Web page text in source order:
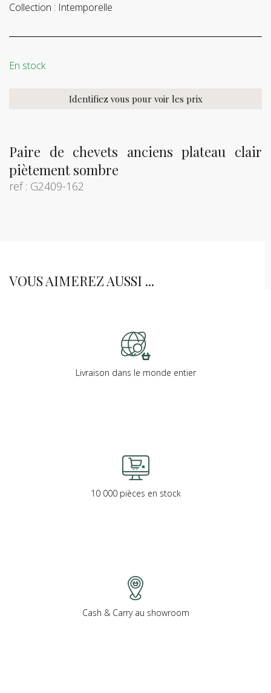
Paire de chevets anciens plateau clair
piètement sombre
ref : G2409-162
Collection : Intemporelle
En stock
Identifiez vous pour voir les prix
VOUS AIMEREZ AUSSI ...
Livraison dans le monde entier
10 000 pièces en stock
Cash & Carry au showroom